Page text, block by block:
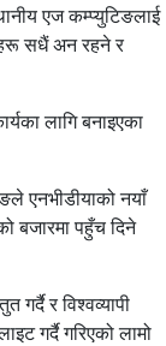
एज कम्प्युटिङलाई
सधैं अन रहने र
लागि बनाइएका
एनभीडीयाको नयाँ
बजारमा पहुँच दिने
र विश्वव्यापी
गर्दै गरिएको लामो